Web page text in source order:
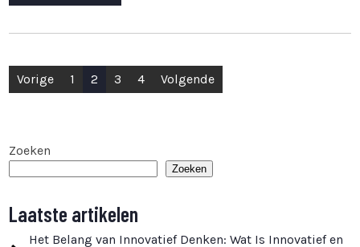
Berichten
Vorige 1 2 3 4 Volgende
Zoeken
Zoeken
Laatste artikelen
Het Belang van Innovatief Denken: Wat Is Innovatief en